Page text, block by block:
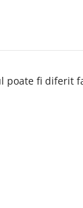
poate fi diferit